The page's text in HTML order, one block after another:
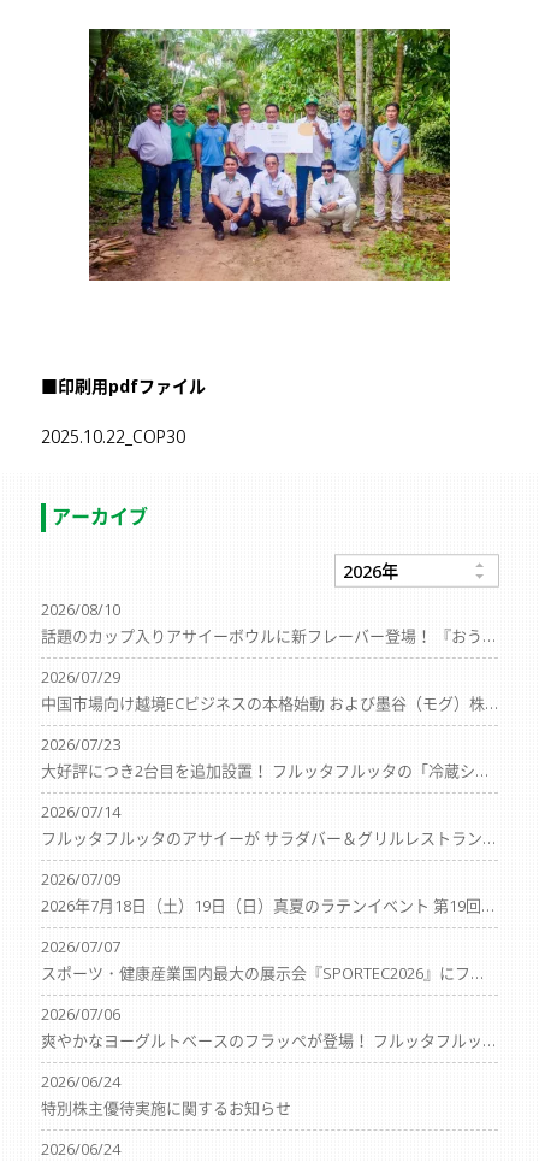
■印刷用pdfファイル
2025.10.22_COP30
アーカイブ
2026/08/10
話題のカップ入りアサイーボウルに新フレーバー登場！ 『おうちでヨーグルトアサイーボウル プレミアム』を8月3日（月）より販売開始！
2026/07/29
中国市場向け越境ECビジネスの本格始動 および墨谷（モグ）株式会社との業務提携に関するお知らせ
2026/07/23
大好評につき2台目を追加設置！ フルッタフルッタの「冷蔵ショーケース型自動販売機」が イトーヨーカドー能見台店に登場
2026/07/14
フルッタフルッタのアサイーが サラダバー＆グリルレストラン『Sizzler（シズラー）』にて ハワイアンフェアのサラダバーに登場！
2026/07/09
2026年7月18日（土）19日（日）真夏のラテンイベント 第19回ブラジル＆ラテンフェスティバル出店のおしらせ
2026/07/07
スポーツ・健康産業国内最大の展示会『SPORTEC2026』にフルッタフルッタ出展のお知らせ
2026/07/06
爽やかなヨーグルトベースのフラッペが登場！ フルッタフルッタのアサイー＆アマゾンフルーツ使用の3種類が 『MOMI＆TOY❜S（モミアンドトイズ）』にて季節限定でスタート！
2026/06/24
特別株主優待実施に関するお知らせ
2026/06/24